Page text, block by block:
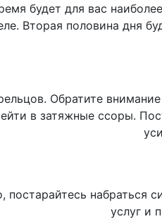
будет для вас
Вторая половина дня
Обратите
в затяжные ссоры.
постарайтесь
услуг и